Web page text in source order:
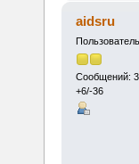
aidsru
Пользователь
Сообщений:
+6/-36